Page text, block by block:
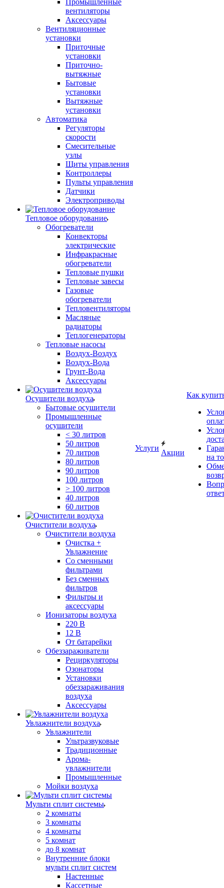
Промышленные
вентиляторы
Аксессуары
Вентиляционные
установки
Приточные
установки
Приточно-
вытяжные
Бытовые
установки
Вытяжные
установки
Автоматика
Регуляторы
скорости
Смесительные
узлы
Щиты управления
Контроллеры
Пульты управления
Датчики
Электроприводы
Тепловое оборудование
Обогреватели
Конвекторы
электрические
Инфракрасные
обогреватели
Тепловые пушки
Тепловые завесы
Газовые
обогреватели
Тепловентиляторы
Масляные
радиаторы
Теплогенераторы
Тепловые насосы
Воздух-Воздух
Воздух-Вода
Грунт-Вода
Аксессуары
Осушители воздуха
Бытовые осушители
Промышленные
осушители
< 30 литров
50 литров
70 литров
80 литров
90 литров
100 литров
> 100 литров
40 литров
60 литров
Очистители воздуха
Очистители воздуха
Очистка +
Увлажнение
Cо сменными
фильтрами
Без сменных
фильтров
Фильтры и
аксессуары
Ионизаторы воздуха
220 В
12 В
От батарейки
Обеззараживатели
Рециркуляторы
Озонаторы
Установки
обеззараживания
воздуха
Аксессуары
Увлажнители воздуха
Увлажнители
Ультразвуковые
Традиционные
Арома-
увлажнители
Промышленные
Мойки воздуха
Мульти сплит системы
2 комнаты
3 комнаты
4 комнаты
5 комнат
до 8 комнат
Внутренние блоки
мульти сплит систем
Настенные
Кассетные
Услуги
Акции
Как
на